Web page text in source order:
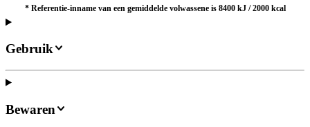
* Referentie-inname van een gemiddelde volwassene is 8400 kJ / 2000 kcal
Gebruik
Bewaren